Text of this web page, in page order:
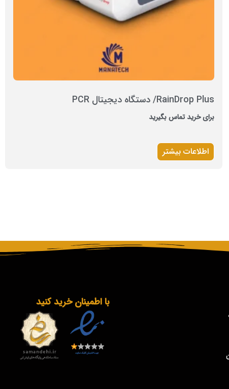
RainDrop Plus/ دستگاه دیجیتال PCR
برای خرید تماس بگیرید
اطلاعات بیشتر
با اطمینان خرید کنید